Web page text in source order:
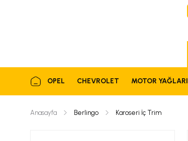
OPEL CHEVROLET MOTOR YAĞLARI
Anasayfa Berlingo Karoseri İç Trim